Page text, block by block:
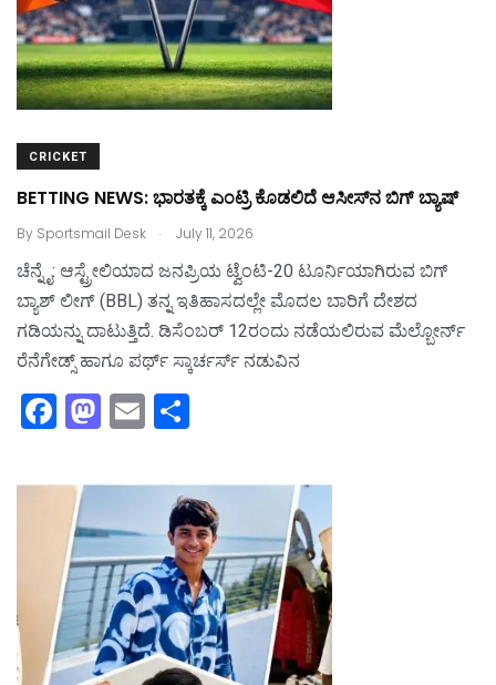
CRICKET
BETTING NEWS: ಭಾರತಕ್ಕೆ ಎಂಟ್ರಿ ಕೊಡಲಿದೆ ಆಸೀಸ್‌ನ ಬಿಗ್‌ ಬ್ಯಾಷ್‌
By Sportsmail Desk . July 11, 2026
ಚೆನ್ನೈ: ಆಸ್ಟ್ರೇಲಿಯಾದ ಜನಪ್ರಿಯ ಟ್ವೆಂಟಿ-20 ಟೂರ್ನಿಯಾಗಿರುವ ಬಿಗ್
ಬ್ಯಾಶ್ ಲೀಗ್ (BBL) ತನ್ನ ಇತಿಹಾಸದಲ್ಲೇ ಮೊದಲ ಬಾರಿಗೆ ದೇಶದ
ಗಡಿಯನ್ನು ದಾಟುತ್ತಿದೆ. ಡಿಸೆಂಬರ್ 12ರಂದು ನಡೆಯಲಿರುವ ಮೆಲ್ಬೋರ್ನ್
ರೆನೆಗೇಡ್ಸ್ ಹಾಗೂ ಪರ್ಥ್ ಸ್ಕಾರ್ಚರ್ಸ್ ನಡುವಿನ
F
a
c
e
b
o
o
k
M
a
st
o
d
o
n
E
m
ai ar
e